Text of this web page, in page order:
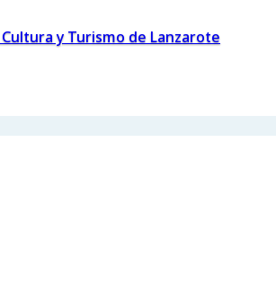
y Turismo de Lanzarote